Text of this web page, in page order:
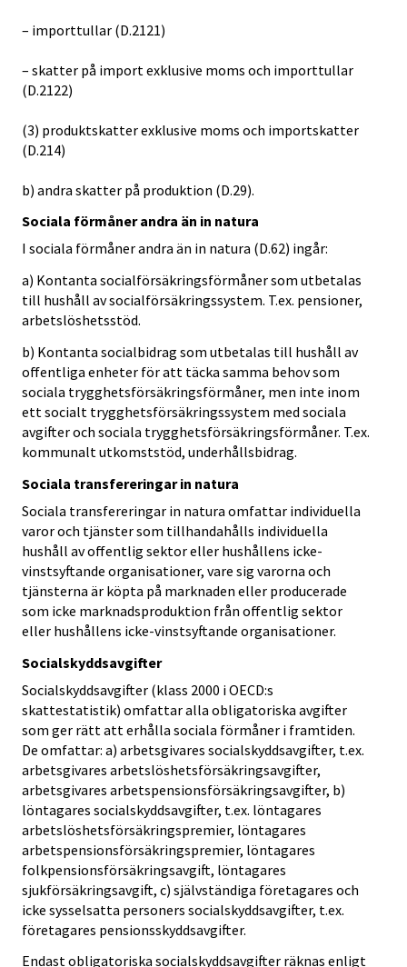
– importtullar (D.2121)
– skatter på import exklusive moms och importtullar
(D.2122)
(3) produktskatter exklusive moms och importskatter
(D.214)
b) andra skatter på produktion (D.29).
Sociala förmåner andra än in natura
I sociala förmåner andra än in natura (D.62) ingår:
a) Kontanta socialförsäkringsförmåner som utbetalas
till hushåll av socialförsäkringssystem. T.ex. pensioner,
arbetslöshetsstöd.
b) Kontanta socialbidrag som utbetalas till hushåll av
offentliga enheter för att täcka samma behov som
sociala trygghetsförsäkringsförmåner, men inte inom
ett socialt trygghetsförsäkringssystem med sociala
avgifter och sociala trygghetsförsäkringsförmåner. T.ex.
kommunalt utkomststöd, underhållsbidrag.
Sociala transfereringar in natura
Sociala transfereringar in natura omfattar individuella
varor och tjänster som tillhandahålls individuella
hushåll av offentlig sektor eller hushållens icke-
vinstsyftande organisationer, vare sig varorna och
tjänsterna är köpta på marknaden eller producerade
som icke marknadsproduktion från offentlig sektor
eller hushållens icke-vinstsyftande organisationer.
Socialskyddsavgifter
Socialskyddsavgifter (klass 2000 i OECD:s
skattestatistik) omfattar alla obligatoriska avgifter
som ger rätt att erhålla sociala förmåner i framtiden.
De omfattar: a) arbetsgivares socialskyddsavgifter, t.ex.
arbetsgivares arbetslöshetsförsäkringsavgifter,
arbetsgivares arbetspensionsförsäkringsavgifter, b)
löntagares socialskyddsavgifter, t.ex. löntagares
arbetslöshetsförsäkringspremier, löntagares
arbetspensionsförsäkringspremier, löntagares
folkpensionsförsäkringsavgift, löntagares
sjukförsäkringsavgift, c) självständiga företagares och
icke sysselsatta personers socialskyddsavgifter, t.ex.
företagares pensionsskyddsavgifter.
Endast obligatoriska socialskyddsavgifter räknas enligt